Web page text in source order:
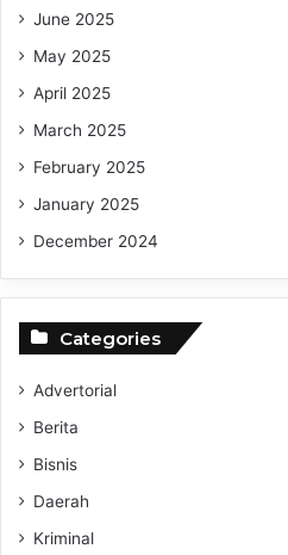
June 2025
May 2025
April 2025
March 2025
February 2025
January 2025
December 2024
Categories
Advertorial
Berita
Bisnis
Daerah
Kriminal